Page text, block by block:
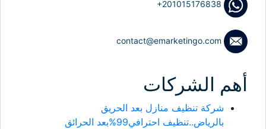
+201015176838
contact@emarketingo.com
أهم الشركات
شركة تنظيف منازل بعد الحريق
بالرياض..تنظيف احترافي99%بعد الحرائق